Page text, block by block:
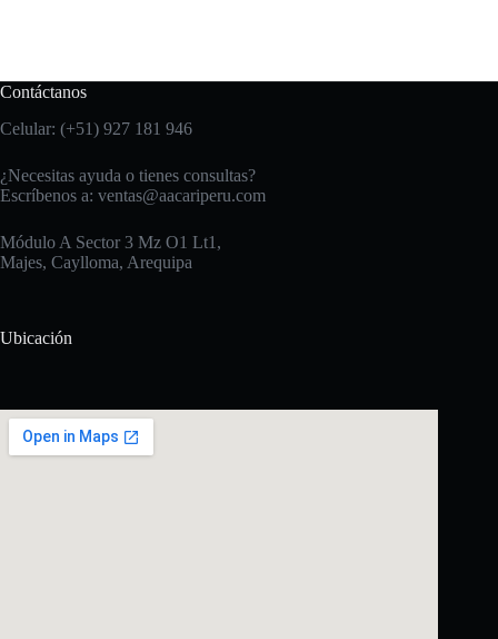
Contáctanos
Celular: (+51) 927 181 946
¿Necesitas ayuda o tienes consultas?
Escríbenos a: ventas@aacariperu.com
Módulo A Sector 3 Mz O1 Lt1,
Majes, Caylloma, Arequipa
Ubicación